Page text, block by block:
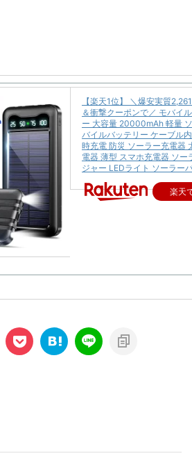
【楽天1位】 ＼爆安実質
＆衝撃クーポンで／ モバイ
ー 大容量 20000mAh 軽量
バイルバッテリー ケーブル
時充電 防災 ソーラー充電器
電器 薄型 スマホ充電器 ソー
ジャー LEDライト ソーラー
楽天